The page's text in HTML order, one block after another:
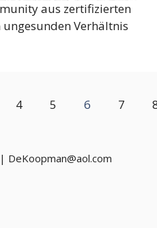
aus zertifizierten
Verhältnis
4 5 6 7